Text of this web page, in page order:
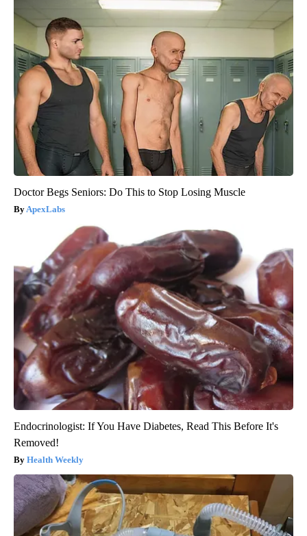
Doctor Begs Seniors: Do This to Stop Losing Muscle
ApexLabs
Endocrinologist: If You Have Diabetes, Read This Before It's
Removed!
Health Weekly